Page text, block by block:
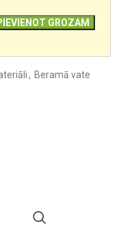
GROZAM
, Beramā vate